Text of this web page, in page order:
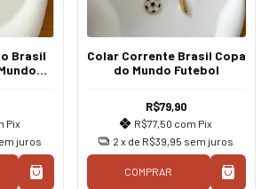
Brasil
Pix
juros
Colar Corrente Brasil Copa
do Mundo Futebol
R$79,90
R$77,50 com Pix
2 x de R$39,95 sem juros
COMPRAR